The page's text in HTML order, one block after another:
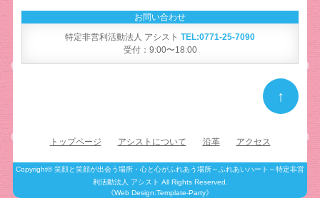
お問い合わせ
特定非営利活動法人 アシスト TEL:0771-25-7090
受付：9:00〜18:00
↑
トップページ アシストについて 沿革 アクセス
Copyright©笑顔と笑顔が出会う場所・心と心がふれあう場所～ふれあいハート～特定非営
利活動法人 アシスト All Rights Reserved.
《Web Design:Template-Party》